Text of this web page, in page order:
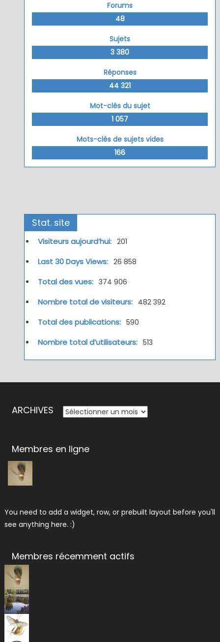
Forums
48
Sujets
3 380
Réponses
44 321
Mot-clés du sujet
1 057
Mots-clés de sujets vides
166
Stat. site
Visiteurs aujourd’hui: 201
Last 30 Days Views: 26 858
Total des vues: 374 906
Nombre total de visiteurs: 482 392
Total des publications: 590
Nombre total d’utilisateurs: 513
ARCHIVES ARCHIVES
Membres en ligne
You need to add a widget, row, or prebuilt layout before you'll
see anything here. :)
Membres récemment actifs